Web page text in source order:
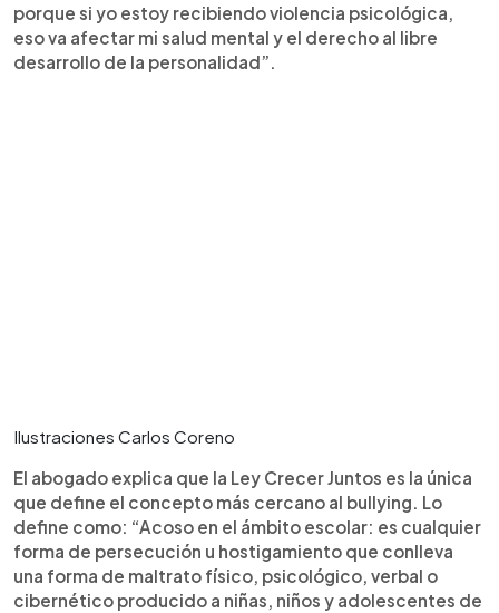
porque si yo estoy recibiendo violencia psicológica,
eso va afectar mi salud mental y el derecho al libre
desarrollo de la personalidad”.
Ilustraciones Carlos Coreno
El abogado explica que la Ley Crecer Juntos es la única
que define el concepto más cercano al bullying. Lo
define como: “Acoso en el ámbito escolar: es cualquier
forma de persecución u hostigamiento que conlleva
una forma de maltrato físico, psicológico, verbal o
cibernético producido a niñas, niños y adolescentes de